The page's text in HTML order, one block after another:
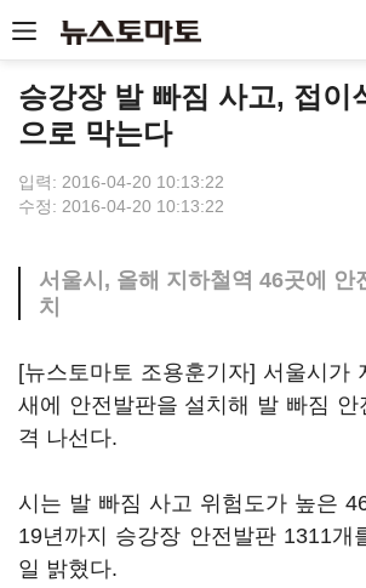
승강장 발 빠짐 사고, 접이
으로 막는다
입력: 2016-04-20 10:13:22
수정: 2016-04-20 10:13:22
서울시, 올해 지하철역 46곳에 안
치
[뉴스토마토 조용훈기자] 서울시가
새에 안전발판을 설치해 발 빠짐 안
격 나선다.
시는 발 빠짐 사고 위험도가 높은
19년까지 승강장 안전발판 1311개
일 밝혔다.